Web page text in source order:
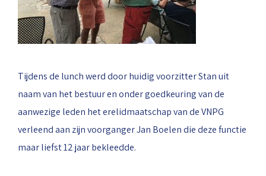
Tijdens de lunch werd door huidig voorzitter Stan uit
naam van het bestuur en onder goedkeuring van de
aanwezige leden het erelidmaatschap van de VNPG
verleend aan zijn voorganger Jan Boelen die deze functie
maar liefst 12 jaar bekleedde.